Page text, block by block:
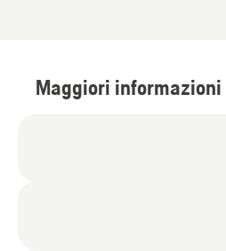
Maggiori informazioni